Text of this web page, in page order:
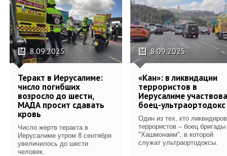
8.09.2025
Теракт в Иерусалиме:
число погибших
возросло до шести,
МАДА просит сдавать
кровь
Число жертв теракта в
Иерусалиме утром 8 сентября
увеличилось до шести
человек.
8.09.2025
«Кан»: в ликвидации
террористов в
Иерусалиме
боец-ультраортодокс
Один из тех, кто
террористов – боец бригады
"Хашмонаим", в которой
служат ультраортодоксы.